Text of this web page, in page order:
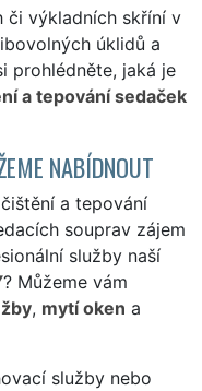
či výkladních skříní v
úklidů a
prohlédněte, jaká je
a tepování sedaček
NABÍDNOUT
a tepování
souprav zájem
služby naší
? Můžeme vám
, mytí oken a
služby nebo